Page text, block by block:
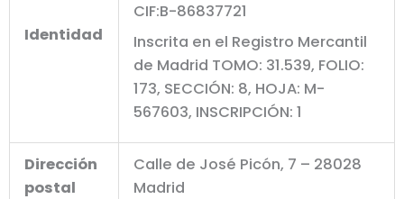
Identidad
CIF:B-86837721
Inscrita en el Registro Mercantil
de Madrid TOMO: 31.539, FOLIO:
173, SECCIÓN: 8, HOJA: M-
567603, INSCRIPCIÓN: 1
Dirección
postal
Calle de José Picón, 7 – 28028
Madrid